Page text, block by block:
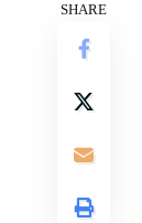
SHARE